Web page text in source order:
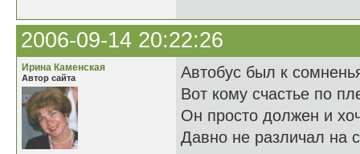
2006-09-14 20:22:26
Ирина Каменская
Автор сайта
Автобус был к
Вот кому счастье по
Он просто должен и
Давно не различал на